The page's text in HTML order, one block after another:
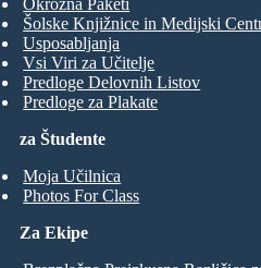
za Študente
Moja Učilnica
Photos For Class
Šolske Knjižnice in Medijski
Usposabljanja
Vsi Viri za Učitelje
Predloge Delovnih Listov
Predloge za Plakate
Za Ekipe